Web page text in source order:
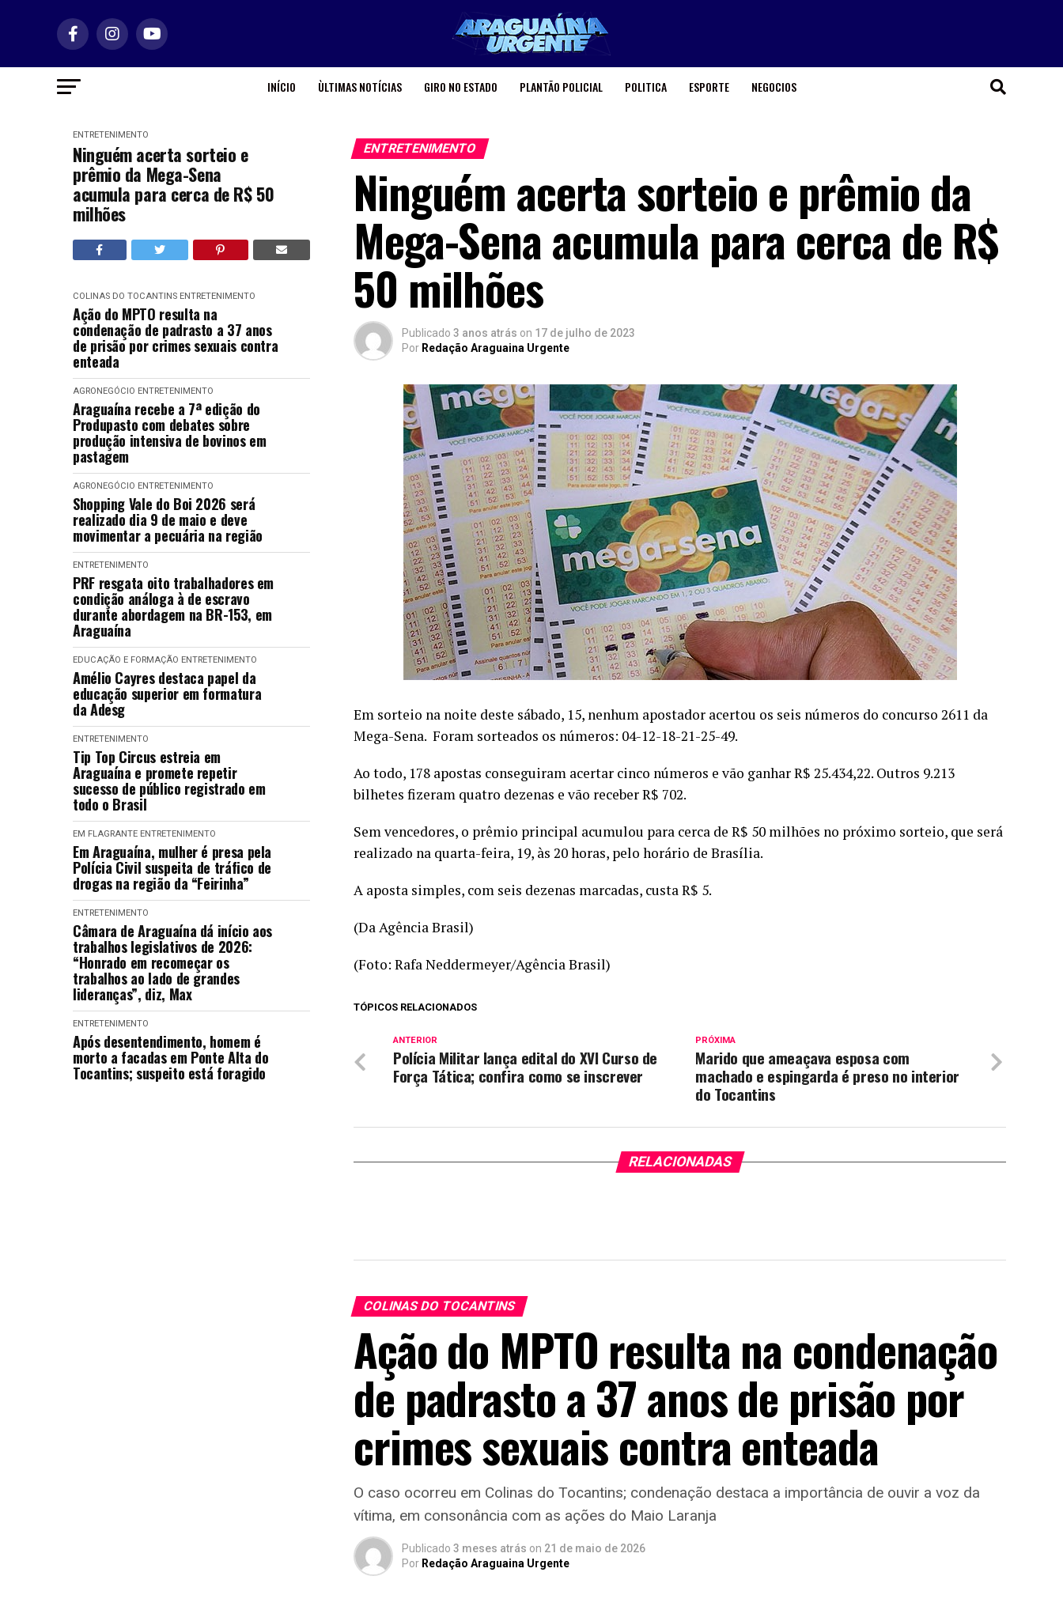
INÍCIO ÙLTIMAS NOTÍCIAS GIRO NO ESTADO PLANTÃO POLICIAL POLITICA ESPORTE NEGOCIOS
ENTRETENIMENTO
Ninguém acerta sorteio e
prêmio da Mega-Sena
acumula para cerca de R$ 50
milhões
COLINAS DO TOCANTINS ENTRETENIMENTO
Ação do MPTO resulta na
condenação de padrasto a 37 anos
de prisão por crimes sexuais contra
enteada
AGRONEGÓCIO ENTRETENIMENTO
Araguaína recebe a 7ª edição do
Produpasto com debates sobre
produção intensiva de bovinos em
pastagem
AGRONEGÓCIO ENTRETENIMENTO
Shopping Vale do Boi 2026 será
realizado dia 9 de maio e deve
movimentar a pecuária na região
ENTRETENIMENTO
PRF resgata oito trabalhadores em
condição análoga à de escravo
durante abordagem na BR-153, em
Araguaína
EDUCAÇÃO E FORMAÇÃO ENTRETENIMENTO
Amélio Cayres destaca papel da
educação superior em formatura
da Adesg
ENTRETENIMENTO
Tip Top Circus estreia em
Araguaína e promete repetir
sucesso de público registrado em
todo o Brasil
EM FLAGRANTE ENTRETENIMENTO
Em Araguaína, mulher é presa pela
Polícia Civil suspeita de tráfico de
drogas na região da “Feirinha”
ENTRETENIMENTO
Câmara de Araguaína dá início aos
trabalhos legislativos de 2026:
“Honrado em recomeçar os
trabalhos ao lado de grandes
lideranças”, diz, Max
ENTRETENIMENTO
Após desentendimento, homem é
morto a facadas em Ponte Alta do
Tocantins; suspeito está foragido
ENTRETENIMENTO
Ninguém acerta sorteio e prêmio da
Mega-Sena acumula para cerca de R$
50 milhões
Publicado 3 anos atrás on 17 de julho de 2023
Por Redação Araguaina Urgente
Em sorteio na noite deste sábado, 15, nenhum apostador acertou os seis números do concurso 2611 da
Mega-Sena. Foram sorteados os números: 04-12-18-21-25-49.
Ao todo, 178 apostas conseguiram acertar cinco números e vão ganhar R$ 25.434,22. Outros 9.213
bilhetes fizeram quatro dezenas e vão receber R$ 702.
Sem vencedores, o prêmio principal acumulou para cerca de R$ 50 milhões no próximo sorteio, que será
realizado na quarta-feira, 19, às 20 horas, pelo horário de Brasília.
A aposta simples, com seis dezenas marcadas, custa R$ 5.
(Da Agência Brasil)
(Foto: Rafa Neddermeyer/Agência Brasil)
TÓPICOS RELACIONADOS
PRÓXIMA
Marido que ameaçava esposa com
machado e espingarda é preso no interior
do Tocantins
ANTERIOR
Polícia Militar lança edital do XVI Curso de
Força Tática; confira como se inscrever
RELACIONADAS
COLINAS DO TOCANTINS
Ação do MPTO resulta na condenação
de padrasto a 37 anos de prisão por
crimes sexuais contra enteada
O caso ocorreu em Colinas do Tocantins; condenação destaca a importância de ouvir a voz da
vítima, em consonância com as ações do Maio Laranja
Publicado 3 meses atrás on 21 de maio de 2026
Por Redação Araguaina Urgente